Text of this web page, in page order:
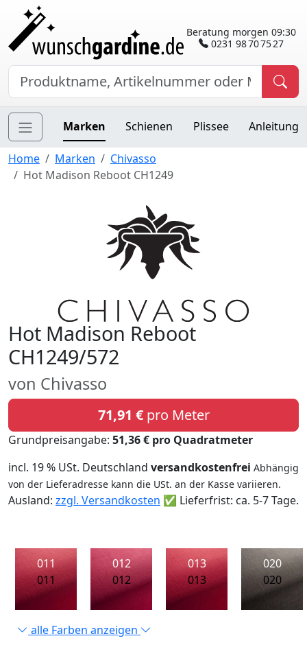
Beratung morgen 09:30
0231 98 70 75 27
Marken Schienen Plissee Anleitung
Home Marken
Chivasso
Hot Madison Reboot CH1249
Hot Madison Reboot
CH1249/572
von Chivasso
71,91 €pro Meter
Grundpreisangabe: 51,36 € pro Quadratmeter
incl. 19 % USt. Deutschland versandkostenfrei Abhängig
von der Lieferadresse kann die USt. an der Kasse variieren.
Ausland: zzgl. Versandkosten ✅ Lieferfrist: ca. 5-7 Tage.
011
011
012
012
013
013
020
020
alle Farben anzeigen